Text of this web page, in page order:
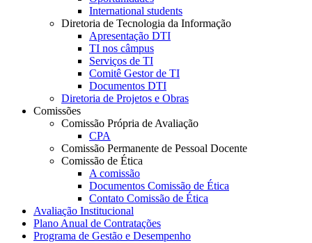
International students
Diretoria de Tecnologia da Informação
Apresentação DTI
TI nos câmpus
Serviços de TI
Comitê Gestor de TI
Documentos DTI
Diretoria de Projetos e Obras
Comissões
Comissão Própria de Avaliação
CPA
Comissão Permanente de Pessoal Docente
Comissão de Ética
A comissão
Documentos Comissão de Ética
Contato Comissão de Ética
Avaliação Institucional
Plano Anual de Contratações
Programa de Gestão e Desempenho